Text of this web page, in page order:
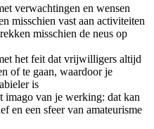
verwachtingen en wensen
misschien vast aan activiteiten
misschien de neus op
het feit dat vrijwilligers altijd
of te gaan, waardoor je
is
van je werking: dat kan
en een sfeer van amateurisme